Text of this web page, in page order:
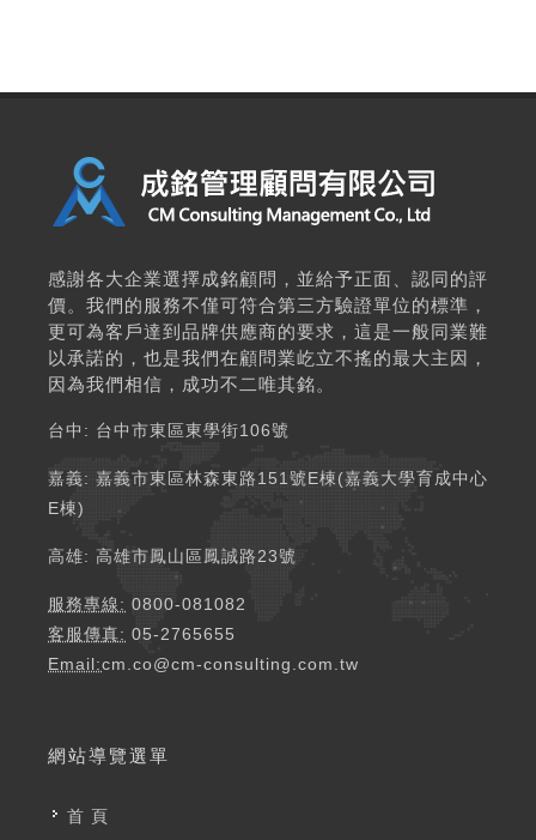
感謝各大企業選擇成銘顧問，並給予正面、認同的評
價。我們的服務不僅可符合第三方驗證單位的標準，
更可為客戶達到品牌供應商的要求，這是一般同業難
以承諾的，也是我們在顧問業屹立不搖的最大主因，
因為我們相信，成功不二唯其銘。
台中: 台中市東區東學街106號​
嘉義: 嘉義市東區林森東路151號E棟(嘉義大學育成中心
E棟) ​​
高雄: 高雄市鳳山區鳳誠路23號 ​​
服務專線: 0800-081082
客服傳真: 05-2765655
Email:cm.co@cm-consulting.com.tw
網站導覽選單
首 頁